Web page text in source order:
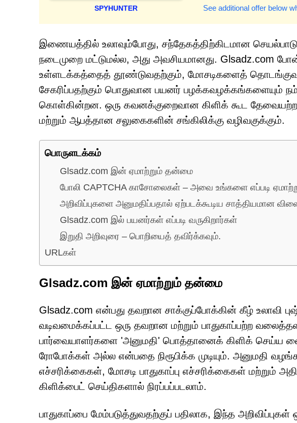
SPYHUNTER See additional offer below
இணையத்தில் உலாவும்போது, சந்தேகத்திற்கிடமான
நடைமுறை மட்டுமல்ல, அது அவசியமானது. Glsadz.com
உள்ளடக்கத்தைத் தூண்டுவதற்கும், மோசடிகளைத்
சேகரிப்பதற்கும் பொதுவான பயனர் பழக்கவழக்கங்களையும்
கொள்கின்றன. ஒரு கவனக்குறைவான கிளிக் கூட தேவையற்ற
மற்றும் ஆபத்தான சலுகைகளின் சங்கிலிக்கு வழிவகுக்கும்.
பொருளடக்கம்
Glsadz.com இன் ஏமாற்றும் தன்மை
போலி CAPTCHA காசோலைகள் – அவை உங்களை எப்படி
அறிவிப்புகளை அனுமதிப்பதால் ஏற்படக்கூடிய சாத்தியமான
Glsadz.com இல் பயனர்கள் எப்படி வருகிறார்கள்
இறுதி அறிவுரை – பொறியைத் தவிர்க்கவும்.
URLகள்
Glsadz.com இன் ஏமாற்றும் தன்மை
Glsadz.com என்பது தவறான சாக்குப்போக்கின் கீழ் உலாவி
வடிவமைக்கப்பட்ட ஒரு தவறான மற்றும் பாதுகாப்பற்ற
பார்வையாளர்களை 'அனுமதி' பொத்தானைக் கிளிக் செய்ய
ரோபோக்கள் அல்ல என்பதை நிரூபிக்க முடியும். அனுமதி
எச்சரிக்கைகள், மோசடி பாதுகாப்பு எச்சரிக்கைகள் மற்றும்
கிளிக்பைட் செய்திகளால் நிரப்பப்படலாம்.
பாதுகாப்பை மேம்படுத்துவதற்குப் பதிலாக, இந்த அறிவிப்புகள்